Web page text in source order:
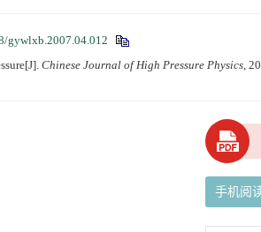
gywlxb.2007.04.012
Chinese Journal of High Pressure Physics,
手机阅